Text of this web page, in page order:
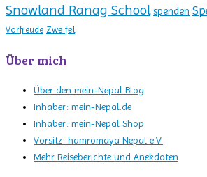
Snowland Ranag School spenden
Vorfreude Zweifel
Über mich
Über den mein-Nepal Blog
Inhaber: mein-Nepal.de
Inhaber: mein-Nepal Shop
Vorsitz: hamromaya Nepal e.V.
Mehr Reiseberichte und Anekdoten